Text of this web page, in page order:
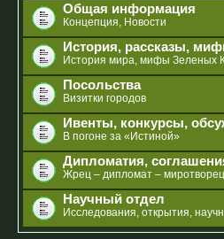
Общая информация
Концепция, Новости
История, рассказы,
История мира, мифы Зеленых
Посольства
Визитки городов
Ивенты, конкурсы,
В погоне за «Истиной»
Дипломатия,
Жрец – дипломат – миротворец
Научный отдел
Исследования, открытия,